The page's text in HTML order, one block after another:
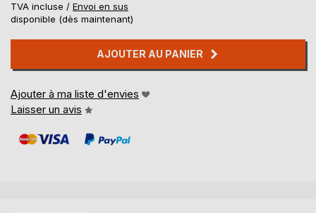
TVA incluse / Envoi en sus
disponible (dès maintenant)
AJOUTER AU PANIER
Ajouter à ma liste d'envies
Laisser un avis